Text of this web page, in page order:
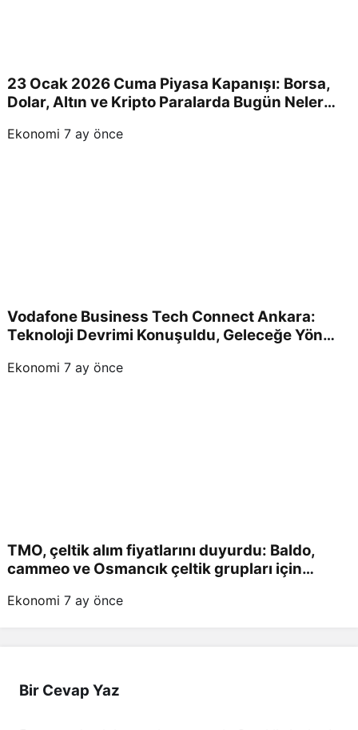
23 Ocak 2026 Cuma Piyasa Kapanışı: Borsa,
Dolar, Altın ve Kripto Paralarda Bugün Neler
Ekonomi 7 ay önce
Vodafone Business Tech Connect Ankara:
Teknoloji Devrimi Konuşuldu, Geleceğe Yön
Ekonomi 7 ay önce
TMO, çeltik alım fiyatlarını duyurdu: Baldo,
cammeo ve Osmancık çeltik grupları için
Ekonomi 7 ay önce
Bir Cevap Yaz